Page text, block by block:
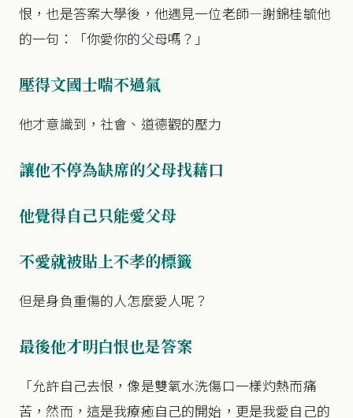
恨，也是答案大學後，他遇見一位老師—謝錦桂毓他
的一句：「你愛你的父母嗎？」
壓得文國士喘不過氣
他才意識到，社會、道德觀的壓力
讓他不停為缺席的父母找藉口
他覺得自己只能愛父母
不愛就被貼上不孝的標籤
但是身負重傷的人怎麼愛人呢？
最後他才明白恨也是答案
「允許自己去恨，像是雙氧水洗傷口一樣灼熱而痛
苦，然而，這是我療癒自己的開始，更是我愛自己的